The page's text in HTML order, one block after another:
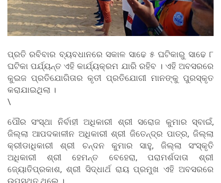
ପ୍ରତି ରବିବାର ବ୍ୟବଧାନରେ ସକାଳ ସାଢେ ୫ ଘଟିକାରୁ ସାଢେ ୮
ଘଟିକା ପର୍ଯ୍ୟନ୍ତ ଏହି କାର୍ଯ୍ୟକ୍ରମ ଯାରି ରହିବ । ଏହି ଅବସରରେ
କୁଇଜ ପ୍ରତିଯୋଗିତାର କୃତୀ ପ୍ରତିଯୋଗୀ ମାନଙ୍କୁ ପୁରସ୍କୃତ
କରାଯାଇଥିଲା ।
\
ପୌର ସଂସ୍ଥା ନିର୍ବାହୀ ଅଧିକାରୀ ଶ୍ରୀ ସରୋଜ କୁମାର ସ୍ବାଇଁ,
ଜିଲ୍ଲା ଆପଦକାଳୀନ ଅଧିକାରୀ ଶ୍ରୀ ଜିତେନ୍ଦ୍ର ପାତ୍ର, ଜିଲ୍ଲା
କ୍ରୀଡାଧିକାରୀ ଶ୍ରୀ ଚନ୍ଦନ କୁମାର ସାହୁ, ଜିଲ୍ଲା ସଂସ୍କୃତି
ଅଧିକାରୀ ଶ୍ରୀ ହେମନ୍ତ ବେହେରା, ପରାମର୍ଶଦାତା ଶ୍ରୀ
ଜ୍ୟୋତିପ୍ରକାଶ, ଶ୍ରୀ ସିଦ୍ଧାର୍ଥ ରାୟ ପ୍ରମୁଖ ଏହି ଅବସରରେ
ଉପସ୍ଥିତ ଥିଲେ ।